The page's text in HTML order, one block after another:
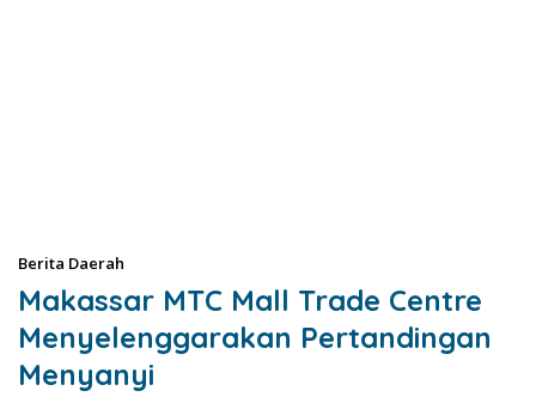
Berita Daerah
Makassar MTC Mall Trade Centre
Menyelenggarakan Pertandingan
Menyanyi